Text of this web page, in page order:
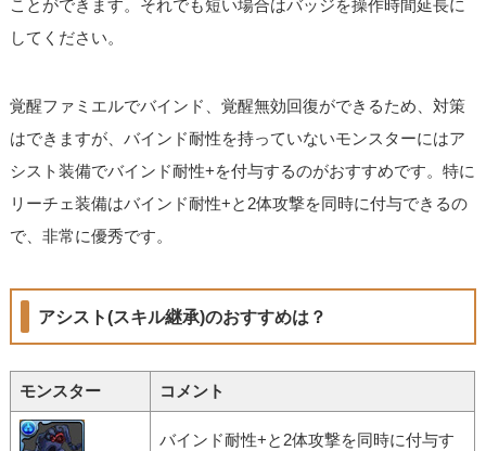
ことができます。それでも短い場合はバッジを操作時間延長に
してください。
覚醒ファミエルでバインド、覚醒無効回復ができるため、対策
はできますが、バインド耐性を持っていないモンスターにはア
シスト装備でバインド耐性+を付与するのがおすすめです。特に
リーチェ装備はバインド耐性+と2体攻撃を同時に付与できるの
で、非常に優秀です。
アシスト(スキル継承)のおすすめは？
モンスター コメント
バインド耐性+と2体攻撃を同時に付与す